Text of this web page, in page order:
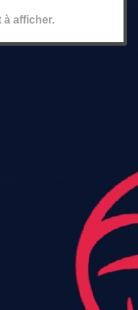
à afficher.